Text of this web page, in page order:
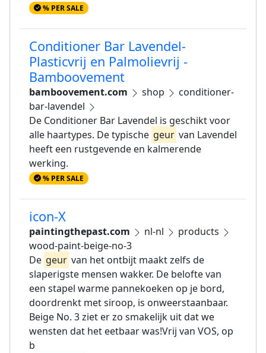
% PER SALE
Conditioner Bar Lavendel-
Plasticvrij en Palmolievrij -
Bamboovement
bamboovement.com shop
conditioner-
bar-lavendel
De Conditioner Bar Lavendel is geschikt voor
alle haartypes. De typische geur van Lavendel
heeft een rustgevende en kalmerende
werking.
% PER SALE
icon-X
paintingthepast.com nl-nl
products
wood-paint-beige-no-3
De geur van het ontbijt maakt zelfs de
slaperigste mensen wakker. De belofte van
een stapel warme pannekoeken op je bord,
doordrenkt met siroop, is onweerstaanbaar.
Beige No. 3 ziet er zo smakelijk uit dat we
wensten dat het eetbaar was!Vrij van VOS, op
b